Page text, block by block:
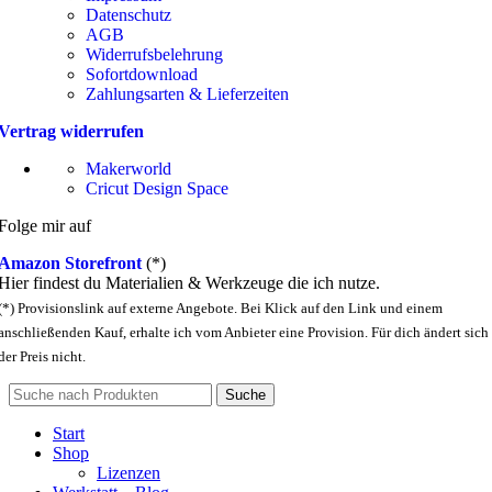
Datenschutz
AGB
Widerrufsbelehrung
Sofortdownload
Zahlungsarten & Lieferzeiten
widerrufen
Makerworld
Cricut Design Space
mir auf
Storefront (*)
findest du Materialien & Werkzeuge die ich nutze.
Provisionslink auf externe Angebote. Bei Klick auf den Link und einem
Kauf, erhalte ich vom Anbieter eine Provision. Für dich ändert sich
Preis nicht.
Suche
Start
Shop
Lizenzen